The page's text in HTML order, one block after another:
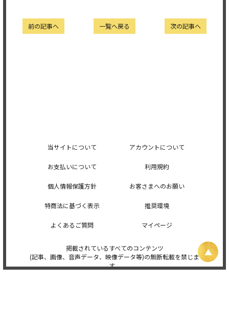
次の記事へ
一覧へ戻る
前の記事へ
当サイトについて アカウントについて
お支払いについて 利用規約
個人情報保護方針 お客さまへのお願い
特商法に基づく表示 推奨環境
よくあるご質問 マイページ
掲載されているすべてのコンテンツ
(記事、画像、音声データ、映像データ等)の無断転載を禁じま
す。